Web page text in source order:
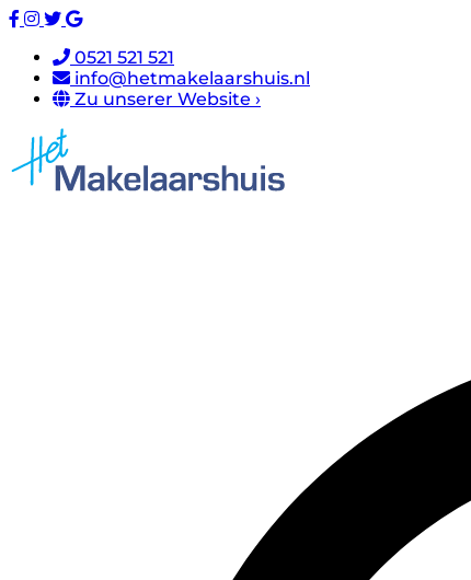
0521 521 521
info@hetmakelaarshuis.nl
Zu unserer Website ›